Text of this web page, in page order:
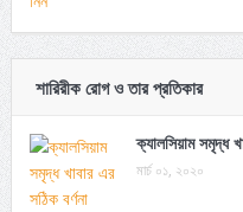
শারিরীক রোগ ও তার প্রতিকার
ক্যালসিয়াম সমৃদ্ধ
মার্চ ০১, ২০২০